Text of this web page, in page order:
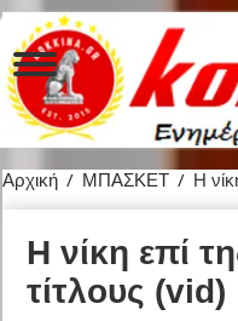
Αρχική / ΜΠΑΣΚΕΤ / Η
Η νίκη επί
τίτλους (vid)